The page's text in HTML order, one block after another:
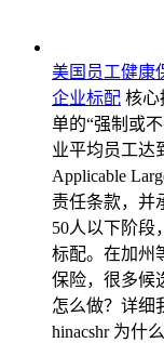
美国员工健康
企业标配 核心
单的“强制或
业平均员工达
Applicable
责任条款，并
50人以下阶段
标配。在加州
保险，很多候
怎么做？详细
hinacshr 为什